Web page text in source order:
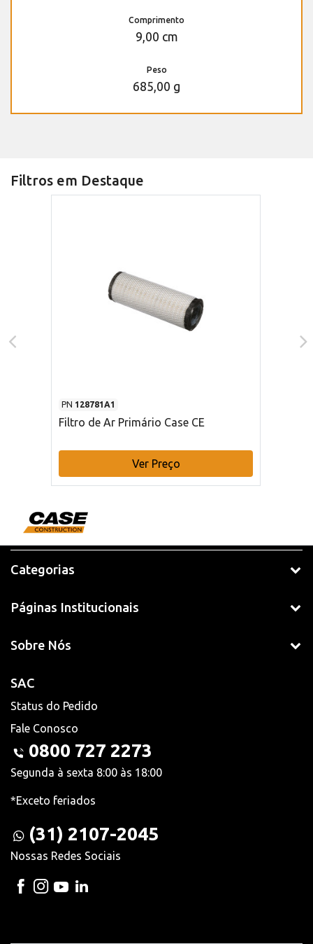
Comprimento
9,00 cm
Peso
685,00 g
Filtros em Destaque
PN 128781A1
Filtro de Ar Primário Case CE
Ver Preço
Categorias
Páginas Institucionais
Sobre Nós
SAC
Status do Pedido
Fale Conosco
0800 727 2273
Segunda à sexta 8:00 às 18:00
*Exceto feriados
(31) 2107-2045
Nossas Redes Sociais